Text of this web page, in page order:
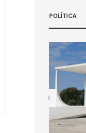
POLÍTICA